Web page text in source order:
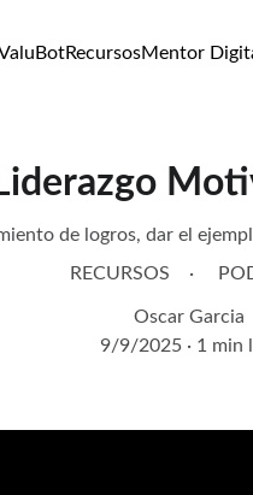
ValuBotRecursosMentor
de logros, dar el
RECURSOS
Oscar Garcia
9/9/2025
1 min